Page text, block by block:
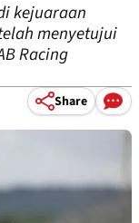
kejuaraan
menyetujui
Racing
Share